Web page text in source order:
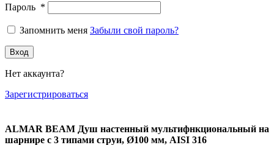
Пароль *
Запомнить меня Забыли свой пароль?
Вход
Нет аккаунта?
Зарегистрироваться
ALMAR BEAM Душ настенный мультифнкциональный на
шарнире с 3 типами струи, Ø100 мм, AISI 316